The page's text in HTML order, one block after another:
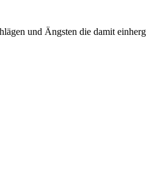
und Ängsten die damit